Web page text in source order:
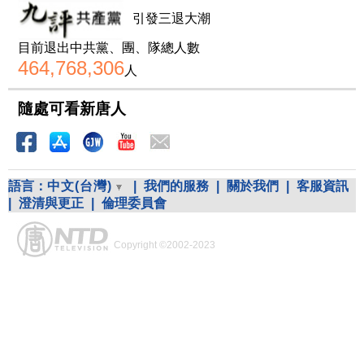
引發三退大潮
目前退出中共黨、團、隊總人數
464,768,306人
隨處可看新唐人
語言： 中文(台灣) 我們的服務 關於我們
客服資訊
澄清與更正 倫理委員會
Copyright ©2002-2023